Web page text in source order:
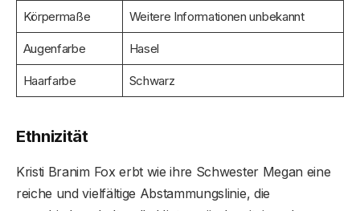
Körpermaße Weitere Informationen unbekannt
Augenfarbe Hasel
Haarfarbe Schwarz
Ethnizität
Kristi Branim Fox erbt wie ihre Schwester Megan eine
reiche und vielfältige Abstammungslinie, die